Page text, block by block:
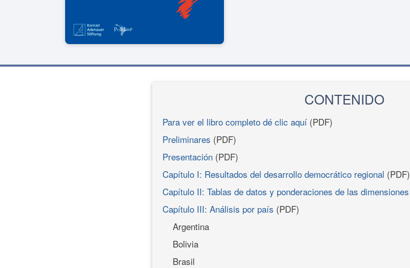
CONTENIDO
Para ver el libro completo dé clic aquí (PDF)
Preliminares (PDF)
Presentación (PDF)
Capítulo I: Resultados del desarrollo democrático regional (PDF)
Capítulo II: Tablas de datos y ponderaciones de las dimensiones
Capítulo III: Análisis por país (PDF)
Argentina
Bolivia
Brasil